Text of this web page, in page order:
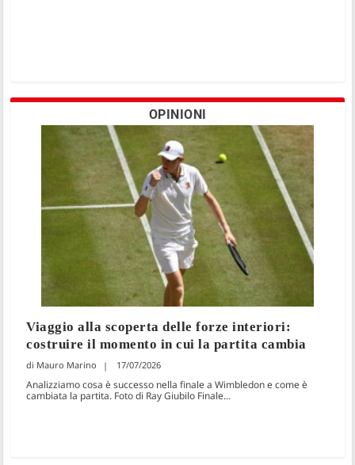
OPINIONI
Viaggio alla scoperta delle forze interiori:
costruire il momento in cui la partita cambia
Mauro Marino 17/07/2026
Analizziamo cosa è successo nella finale a Wimbledon e come è
cambiata la partita. Foto di Ray Giubilo Finale...